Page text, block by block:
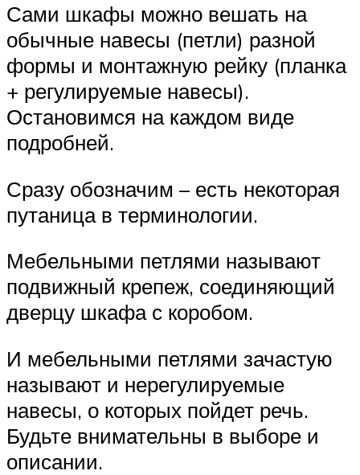
Сами шкафы можно вешать на
обычные навесы (петли) разной
формы и монтажную рейку (планка
+ регулируемые навесы).
Остановимся на каждом виде
подробней.
Сразу обозначим – есть некоторая
путаница в терминологии.
Мебельными петлями называют
подвижный крепеж, соединяющий
дверцу шкафа с коробом.
И мебельными петлями зачастую
называют и нерегулируемые
навесы, о которых пойдет речь.
Будьте внимательны в выборе и
описании.